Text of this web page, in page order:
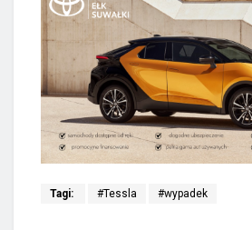
Tagi: #Tessla #wypadek